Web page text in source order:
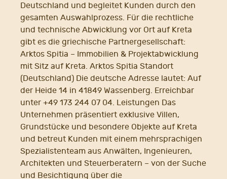
Deutschland und begleitet Kunden durch den
gesamten Auswahlprozess. Für die rechtliche
und technische Abwicklung vor Ort auf Kreta
gibt es die griechische Partnergesellschaft:
Arktos Spitia – Immobilien & Projektabwicklung
mit Sitz auf Kreta. Arktos Spitia Standort
(Deutschland) Die deutsche Adresse lautet: Auf
der Heide 14 in 41849 Wassenberg. Erreichbar
unter +49 173 244 07 04. Leistungen Das
Unternehmen präsentiert exklusive Villen,
Grundstücke und besondere Objekte auf Kreta
und betreut Kunden mit einem mehrsprachigen
Spezialistenteam aus Anwälten, Ingenieuren,
Architekten und Steuerberatern – von der Suche
und Besichtigung über die